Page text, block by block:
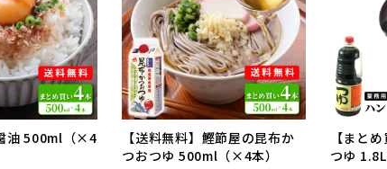
油 500ml（×4
【送料無料】鰹節屋の昆布か
つおつゆ 500ml（×4本）
【まと
つゆ